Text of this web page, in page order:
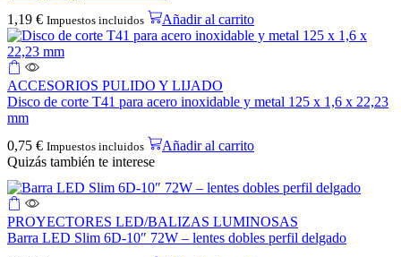
1,19 € Impuestos incluidos Añadir al carrito
ACCESORIOS PULIDO Y LIJADO
Disco de corte T41 para acero inoxidable y metal 125 x 1,6 x 22,23
mm
0,75 € Impuestos incluidos
Añadir al carrito
Quizás también te interese
PROYECTORES LED/BALIZAS LUMINOSAS
Barra LED Slim 6D-10″ 72W – lentes dobles perfil delgado